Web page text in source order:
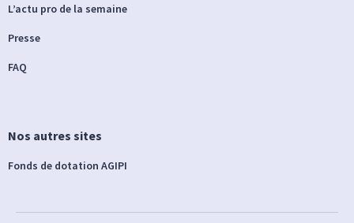
L’actu pro de la semaine
Presse
FAQ
Nos autres sites
Fonds de dotation AGIPI